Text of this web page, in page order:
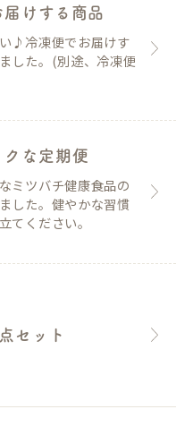
けする商品
♪冷凍便でお届けす
した。(別途、冷凍便
な定期便
ミツバチ健康食品の
した。健やかな習慣
てください。
セット